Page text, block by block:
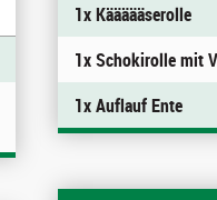
1x Käääääserolle
1x Schokirolle mit
1x Auflauf Ente